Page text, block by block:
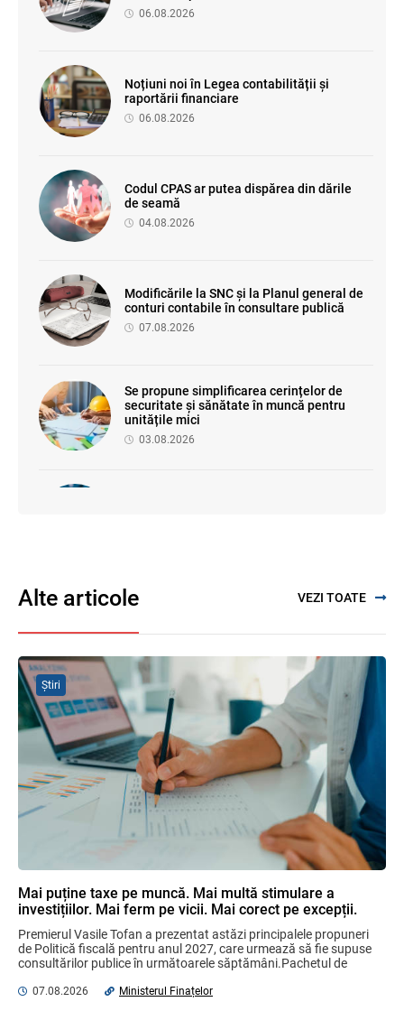
06.08.2026
Noțiuni noi în Legea contabilității și
raportării financiare
06.08.2026
Codul CPAS ar putea dispărea din dările
de seamă
04.08.2026
Modificările la SNC și la Planul general de
conturi contabile în consultare publică
07.08.2026
Se propune simplificarea cerințelor de
securitate și sănătate în muncă pentru
unitățile mici
03.08.2026
Se propune modificarea Legii auditului —
SFS a anunțat programul de seminare
pentru luna august 2026
03.08.2026
Garanția financiară pentru refacerea
mediului la exploatarea resurselor
minerale
Domenii supuse controalelor fiscale
operative în luna august 2026
05.08.2026 Serviciul Fiscal de Stat
Alte articole VEZI TOATE
Mai puține taxe pe muncă. Mai multă stimulare a
investițiilor. Mai ferm pe vicii. Mai corect pe excepții.
Premierul Vasile Tofan a prezentat astăzi principalele propuneri
de Politică fiscală pentru anul 2027, care urmează să fie supuse
consultărilor publice în următoarele săptămâni.Pachetul de
07.08.2026 Ministerul Finațelor
Știri